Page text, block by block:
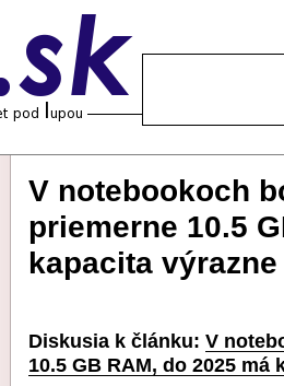
V notebookoch
priemerne 10.5
kapacita
Diskusia k článku: V
10.5 GB RAM, do 2025